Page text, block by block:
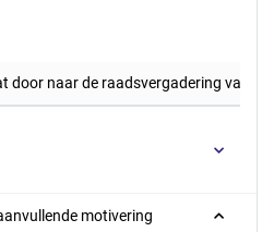
door naar de raadsvergadering van
motivering